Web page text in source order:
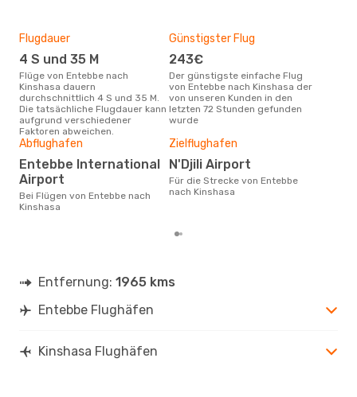
Flugdauer
4 S und 35 M
Flüge von Entebbe nach
Kinshasa dauern
durchschnittlich 4 S und 35 M.
Die tatsächliche Flugdauer kann
aufgrund verschiedener
Faktoren abweichen.
Günstigster Flug
243€
Der günstigste einfache Flug
von Entebbe nach Kinshasa der
von unseren Kunden in den
letzten 72 Stunden gefunden
wurde
Abflughafen
Entebbe International
Airport
Bei Flügen von Entebbe nach
Kinshasa
Zielflughafen
N'Djili Airport
Für die Strecke von Entebbe
nach Kinshasa
Entfernung: 1965 kms
Entebbe Flughäfen
Kinshasa Flughäfen